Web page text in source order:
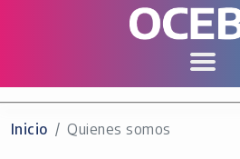
Inicio Quienes somos